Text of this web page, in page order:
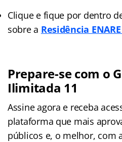
Clique e fique por dentro
sobre a Residência
Prepare-se com o
Ilimitada 11
Assine agora e receba
plataforma que mais
públicos e, o melhor, com